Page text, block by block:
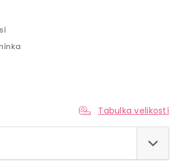
Tabulka velikostí